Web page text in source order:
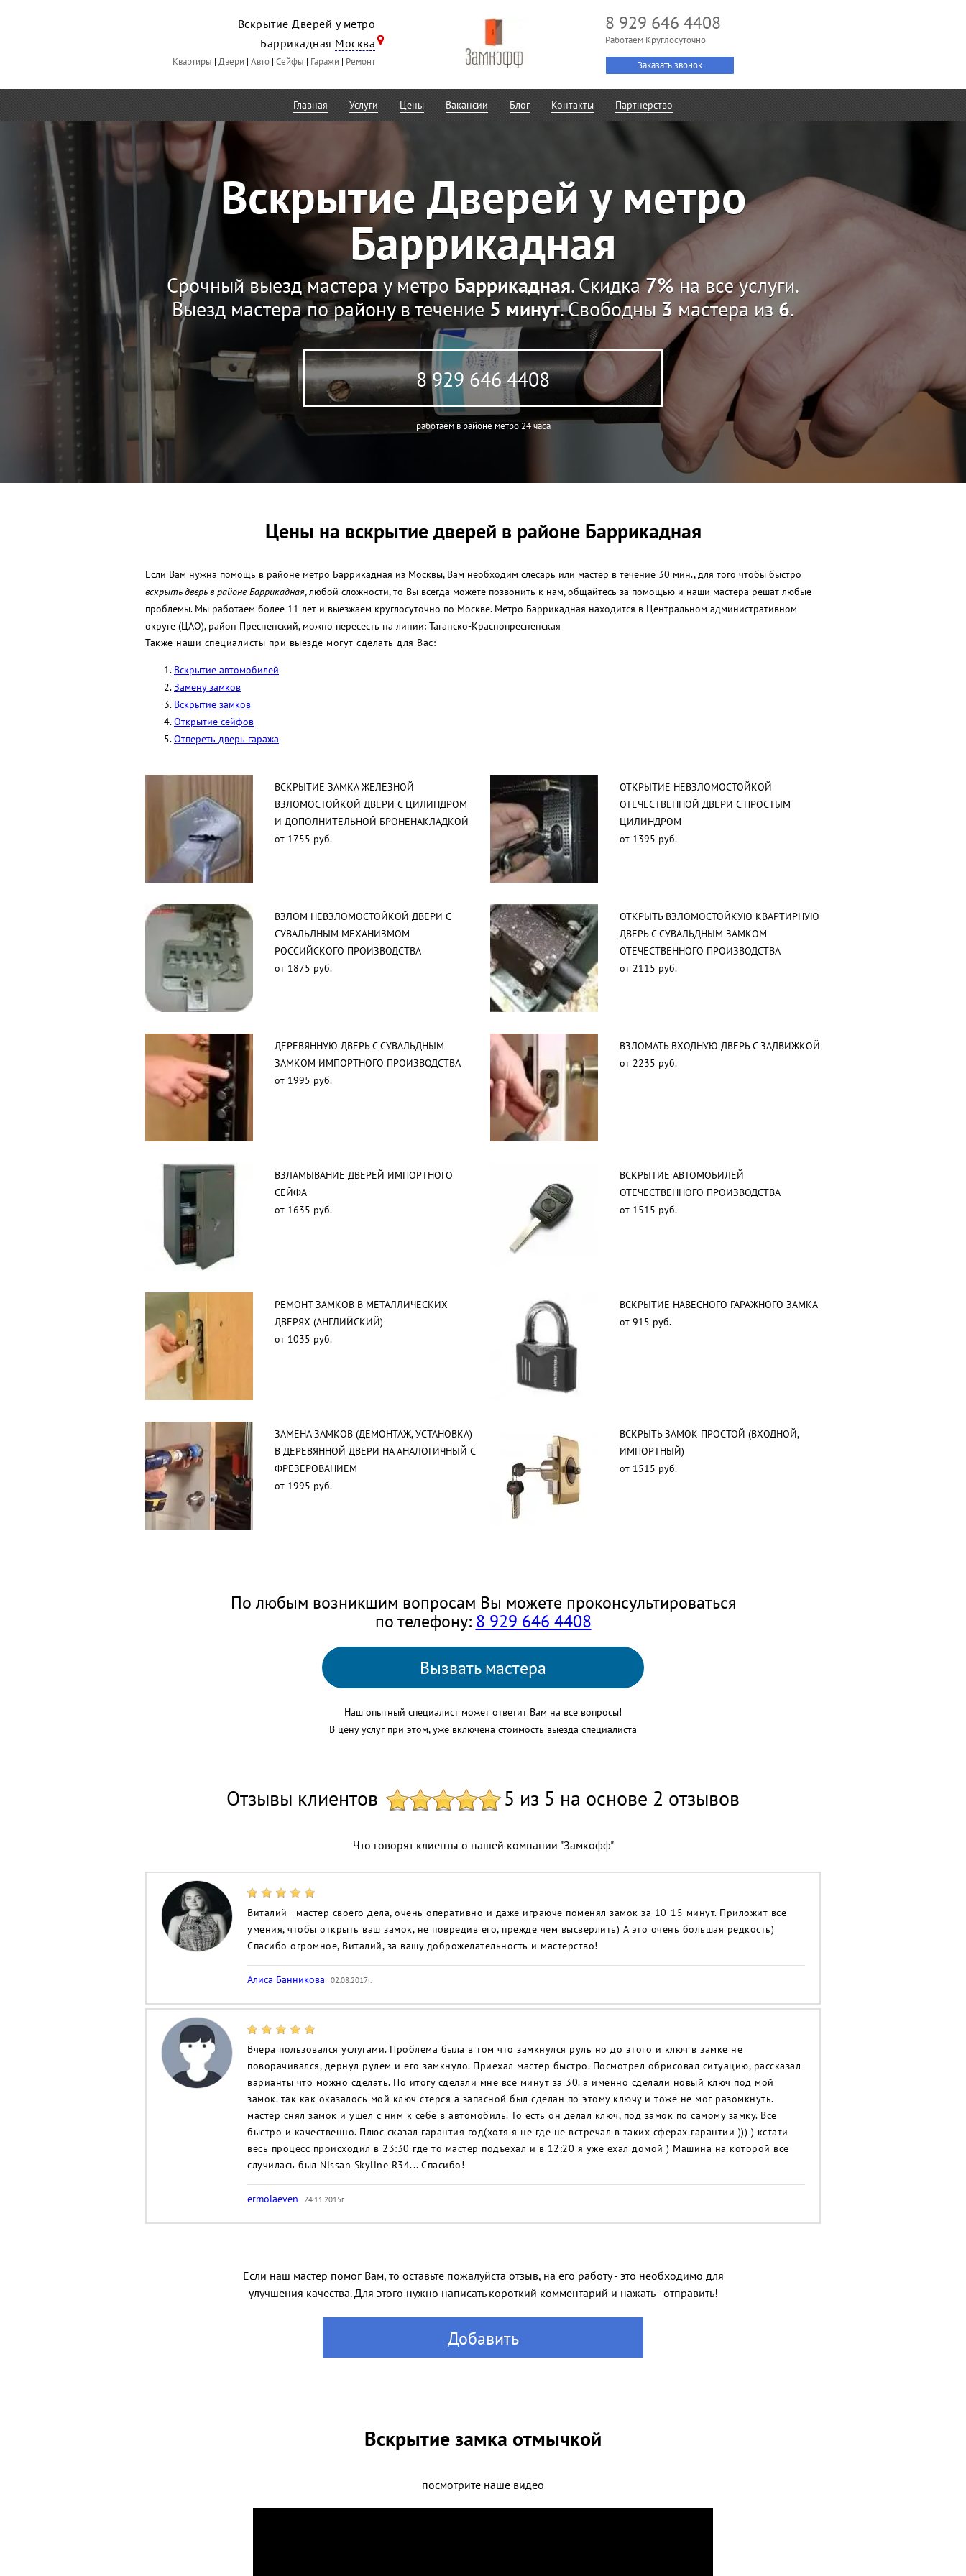
Вскрытие Дверей у метро
Баррикадная Москва
Квартиры | Двери | Авто | Сейфы | Гаражи | Ремонт
8 929 646 4408
Работаем Круглосуточно
Заказать звонок
Главная Услуги Цены Вакансии Блог Контакты Партнерство
Вскрытие Дверей у метро
Баррикадная
Срочный выезд мастера у метро Баррикадная. Скидка7% на все услуги.
Выезд мастера по району в течение 5 минут. Свободны 3 мастера из 6.
8 929 646 4408
работаем в районе метро 24 часа
Цены на вскрытие дверей в районе Баррикадная
Если Вам нужна помощь в районе метро Баррикадная из Москвы, Вам необходим слесарь или мастер в течение 30 мин., для того чтобы быстро
вскрыть дверь в районе Баррикадная, любой сложности, то Вы всегда можете позвонить к нам, общайтесь за помощью и наши мастера решат любые
проблемы. Мы работаем более 11 лет и выезжаем круглосуточно по Москве. Метро Баррикадная находится в Центральном административном
округе (ЦАО), район Пресненский, можно пересесть на линии: Таганско-Краснопресненская
Также наши специалисты при выезде могут сделать для Вас:
Вскрытие автомобилей
Замену замков
Вскрытие замков
Открытие сейфов
Отпереть дверь гаража
ВСКРЫТИЕ ЗАМКА ЖЕЛЕЗНОЙ
ВЗЛОМОСТОЙКОЙ ДВЕРИ С ЦИЛИНДРОМ
И ДОПОЛНИТЕЛЬНОЙ БРОНЕНАКЛАДКОЙ
от 1755 руб.
ОТКРЫТИЕ НЕВЗЛОМОСТОЙКОЙ
ОТЕЧЕСТВЕННОЙ ДВЕРИ С ПРОСТЫМ
ЦИЛИНДРОМ
от 1395 руб.
ВЗЛОМ НЕВЗЛОМОСТОЙКОЙ ДВЕРИ С
СУВАЛЬДНЫМ МЕХАНИЗМОМ
РОССИЙСКОГО ПРОИЗВОДСТВА
от 1875 руб.
ОТКРЫТЬ ВЗЛОМОСТОЙКУЮ КВАРТИРНУЮ
ДВЕРЬ С СУВАЛЬДНЫМ ЗАМКОМ
ОТЕЧЕСТВЕННОГО ПРОИЗВОДСТВА
от 2115 руб.
ДЕРЕВЯННУЮ ДВЕРЬ С СУВАЛЬДНЫМ
ЗАМКОМ ИМПОРТНОГО ПРОИЗВОДСТВА
от 1995 руб.
ВЗЛОМАТЬ ВХОДНУЮ ДВЕРЬ С ЗАДВИЖКОЙ
от 2235 руб.
ВЗЛАМЫВАНИЕ ДВЕРЕЙ ИМПОРТНОГО
СЕЙФА
от 1635 руб.
ВСКРЫТИЕ АВТОМОБИЛЕЙ
ОТЕЧЕСТВЕННОГО ПРОИЗВОДСТВА
от 1515 руб.
РЕМОНТ ЗАМКОВ В МЕТАЛЛИЧЕСКИХ
ДВЕРЯХ (АНГЛИЙСКИЙ)
от 1035 руб.
ВСКРЫТИЕ НАВЕСНОГО ГАРАЖНОГО ЗАМКА
от 915 руб.
ЗАМЕНА ЗАМКОВ (ДЕМОНТАЖ, УСТАНОВКА)
В ДЕРЕВЯННОЙ ДВЕРИ НА АНАЛОГИЧНЫЙ С
ФРЕЗЕРОВАНИЕМ
от 1995 руб.
ВСКРЫТЬ ЗАМОК ПРОСТОЙ (ВХОДНОЙ,
ИМПОРТНЫЙ)
от 1515 руб.
По любым возникшим вопросам Вы можете проконсультироваться
по телефону: 8 929 646 4408
Вызвать мастера
Наш опытный специалист может ответит Вам на все вопросы!
В цену услуг при этом, уже включена стоимость выезда специалиста
Отзывы клиентов 5 из 5 на основе 2 отзывов
Что говорят клиенты о нашей компании "Замкофф"
Виталий - мастер своего дела, очень оперативно и даже играюче поменял замок за 10-15 минут. Приложит все
умения, чтобы открыть ваш замок, не повредив его, прежде чем высверлить) А это очень большая редкость)
Спасибо огромное, Виталий, за вашу доброжелательность и мастерство!
Алиса Банникова 02.08.2017г.
Вчера пользовался услугами. Проблема была в том что замкнулся руль но до этого и ключ в замке не
поворачивался, дернул рулем и его замкнуло. Приехал мастер быстро. Посмотрел обрисовал ситуацию, рассказал
варианты что можно сделать. По итогу сделали мне все минут за 30. а именно сделали новый ключ под мой
замок. так как оказалось мой ключ стерся а запасной был сделан по этому ключу и тоже не мог разомкнуть.
мастер снял замок и ушел с ним к себе в автомобиль. То есть он делал ключ, под замок по самому замку. Все
быстро и качественно. Плюс сказал гарантия год(хотя я не где не встречал в таких сферах гарантии ))) ) кстати
весь процесс происходил в 23:30 где то мастер подъехал и в 12:20 я уже ехал домой ) Машина на которой все
случилась был Nissan Skyline R34... Спасибо!
ermolaeven 24.11.2015г.
Если наш мастер помог Вам, то оставьте пожалуйста отзыв, на его работу - это необходимо для
улучшения качества. Для этого нужно написать короткий комментарий и нажать - отправить!
Добавить
Вскрытие замка отмычкой
посмотрите наше видео